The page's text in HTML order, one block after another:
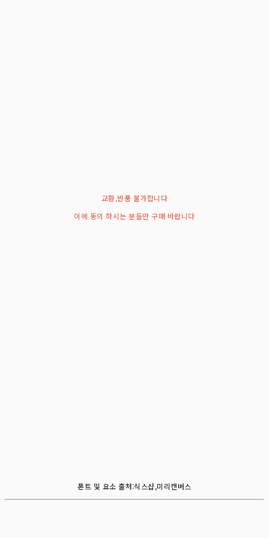
교환,반품 불가합니다
이에 동의 하시는 분들만 구매 바랍니다
폰트 및 요소 출처:식스샵,미리캔버스